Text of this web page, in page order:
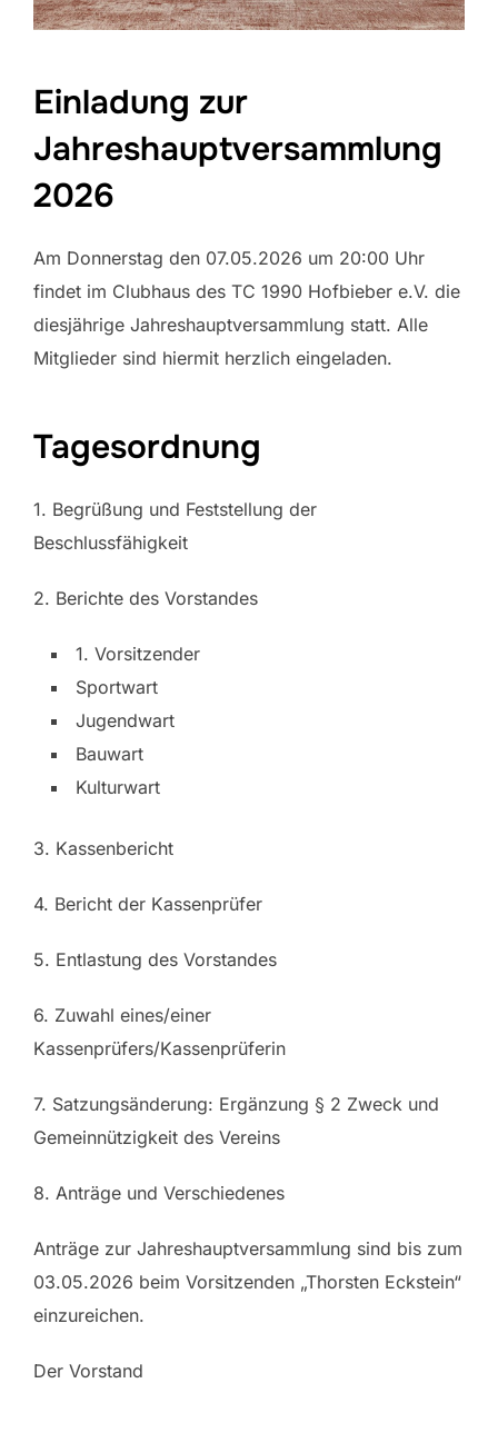
Einladung zur
Jahreshauptversammlung
2026
Am Donnerstag den 07.05.2026 um 20:00 Uhr
findet im Clubhaus des TC 1990 Hofbieber e.V. die
diesjährige Jahreshauptversammlung statt. Alle
Mitglieder sind hiermit herzlich eingeladen.
Tagesordnung
1. Begrüßung und Feststellung der
Beschlussfähigkeit
2. Berichte des Vorstandes
1. Vorsitzender
Sportwart
Jugendwart
Bauwart
Kulturwart
3. Kassenbericht
4. Bericht der Kassenprüfer
5. Entlastung des Vorstandes
6. Zuwahl eines/einer
Kassenprüfers/Kassenprüferin
7. Satzungsänderung: Ergänzung § 2 Zweck und
Gemeinnützigkeit des Vereins
8. Anträge und Verschiedenes
Anträge zur Jahreshauptversammlung sind bis zum
03.05.2026 beim Vorsitzenden „Thorsten Eckstein“
einzureichen.
Der Vorstand